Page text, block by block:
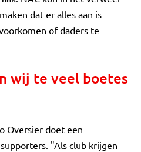
dat er alles aan is
of daders te
wij te veel boetes
Oversier doet een
"Als club krijgen